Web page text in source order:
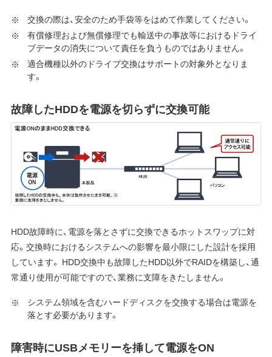
交換の際は、安全のため手袋等をはめて作業してください。
有償修理および無償修理でも輸送中の事故等におけるドライ
ブデータの消失について責任を負うものではありません。
適合機種以外のドライブ交換はサポートの対象外となりま
す。
故障したHDDを電源を切らずに交換可能
HDD故障時に、電源を落とさずに交換できるホットスワップに対
応。交換時におけるシステムへの影響を最小限にした設計を採用
しています。 HDD交換中も故障したHDD以外でRAIDを構築し、通
常通り使用が可能ですので、業務に支障をきたしません。
システム領域を含むハードディスクを交換する場合は電源を
落とす必要があります。
障害時にUSBメモリーを挿して電源をON